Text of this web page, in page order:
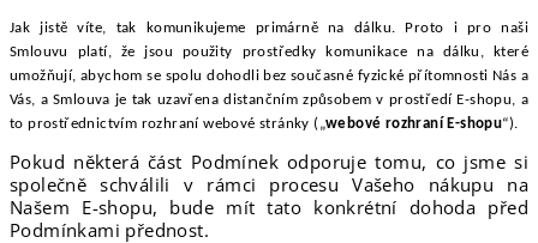
Jak jistě víte, tak komunikujeme primárně na dálku. Proto i pro naši
Smlouvu platí, že jsou použity prostředky komunikace na dálku, které
umožňují, abychom se spolu dohodli bez současné fyzické přítomnosti Nás a
Vás, a Smlouva je tak uzavřena distančním způsobem v prostředí E-shopu, a
to prostřednictvím rozhraní webové stránky („webové rozhraní E-shopu“).
Pokud některá část Podmínek odporuje tomu, co jsme si
společně schválili v rámci procesu Vašeho nákupu na
Našem E-shopu, bude mít tato konkrétní dohoda před
Podmínkami přednost.